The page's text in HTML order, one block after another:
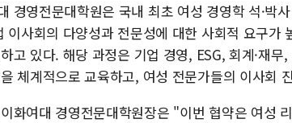
경영전문대학원은 국내 최초 여성 경영학 석·박
이사회의 다양성과 전문성에 대한 사회적 요구가
고 있다. 해당 과정은 기업 경영, ESG, 회계·재
체계적으로 교육하고, 여성 전문가들의 이사회
화여대 경영전문대학원장은 "이번 협약은 여성